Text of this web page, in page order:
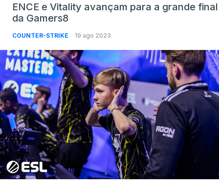
ENCE e Vitality avançam para a grande final
da Gamers8
COUNTER-STRIKE 19 ago 2023